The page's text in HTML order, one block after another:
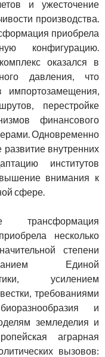
и ужесточение
производства.
приобрела
конфигурацию.
оказался в
давления, что
перестройке
финансового
Одновременно
внутренних
институтов
внимания к
сфере.
трансформация
несколько
степени
Единой
усилением
требованиями
и
земледелия и
аграрная
вызовов: